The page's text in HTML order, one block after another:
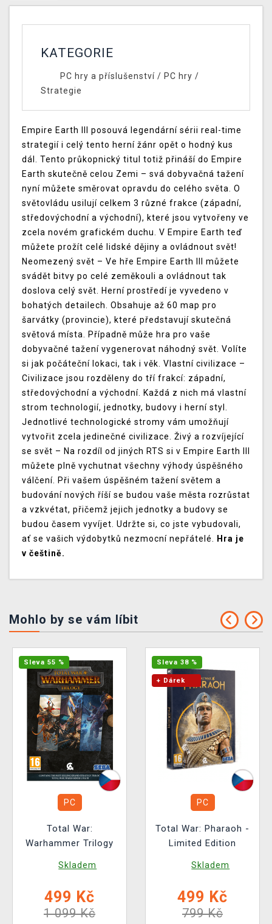
KATEGORIE
PC hry a příslušenství/ PC hry /
Strategie
Empire Earth III posouvá legendární sérii real-time
strategií i celý tento herní žánr opět o hodný kus
dál. Tento průkopnický titul totiž přináší do Empire
Earth skutečně celou Zemi – svá dobyvačná tažení
nyní můžete směrovat opravdu do celého světa. O
světovládu usilují celkem 3 různé frakce (západní,
středovýchodní a východní), které jsou vytvořeny ve
zcela novém grafickém duchu. V Empire Earth teď
můžete prožít celé lidské dějiny a ovládnout svět!
Neomezený svět – Ve hře Empire Earth III můžete
svádět bitvy po celé zeměkouli a ovládnout tak
doslova celý svět. Herní prostředí je vyvedeno v
bohatých detailech. Obsahuje až 60 map pro
šarvátky (provincie), které představují skutečná
světová místa. Případně může hra pro vaše
dobyvačné tažení vygenerovat náhodný svět. Volíte
si jak počáteční lokaci, tak i věk. Vlastní civilizace –
Civilizace jsou rozděleny do tří frakcí: západní,
středovýchodní a východní. Každá z nich má vlastní
strom technologií, jednotky, budovy i herní styl.
Jednotlivé technologické stromy vám umožňují
vytvořit zcela jedinečné civilizace. Živý a rozvíjející
se svět – Na rozdíl od jiných RTS si v Empire Earth III
můžete plně vychutnat všechny výhody úspěšného
válčení. Při vašem úspěšném tažení světem a
budování nových říší se budou vaše města rozrůstat
a vzkvétat, přičemž jejich jednotky a budovy se
budou časem vyvíjet. Udržte si, co jste vybudovali,
ať se vašich výdobytků nezmocní nepřátelé. Hra je
v češtině.
Mohlo by se vám líbit
Sleva 55 %
PC
Total War:
Warhammer Trilogy
Skladem
499 Kč
1 099 Kč
Sleva 38 %
+ Dárek
PC
Total War: Pharaoh -
Limited Edition
Skladem
499 Kč
799 Kč